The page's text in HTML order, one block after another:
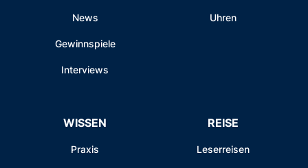
News
Gewinnspiele
Interviews
Uhren
WISSEN
Praxis
REISE
Leserreisen